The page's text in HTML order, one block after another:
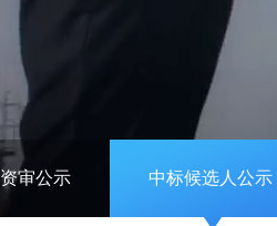
资审公示 中标候选人公示